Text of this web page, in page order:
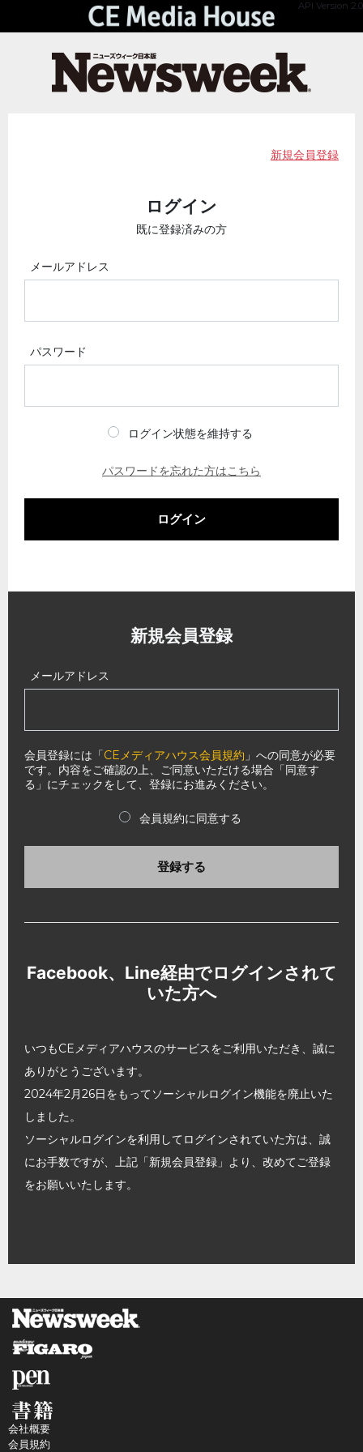
API Version 2.0
新規会員登録
ログイン
既に登録済みの方
メールアドレス
パスワード
ログイン状態を維持する
パスワードを忘れた方はこちら
ログイン
新規会員登録
メールアドレス
会員登録には「CEメディアハウス会員規約 」への同意が必要
です。内容をご確認の上、ご同意いただける場合「同意す
る」にチェックをして、登録にお進みください。
会員規約に同意する
登録する
Facebook、Line経由でログインされて
いた方へ
いつもCEメディアハウスのサービスをご利用いただき、誠に
ありがとうございます。
2024年2月26日をもってソーシャルログイン機能を廃止いた
しました。
ソーシャルログインを利用してログインされていた方は、誠
にお手数ですが、上記「新規会員登録」より、改めてご登録
をお願いいたします。
会社概要
会員規約